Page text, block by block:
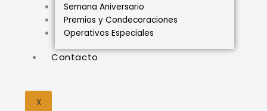
Semana Aniversario
Premios y Condecoraciones
Operativos Especiales
Contacto
X